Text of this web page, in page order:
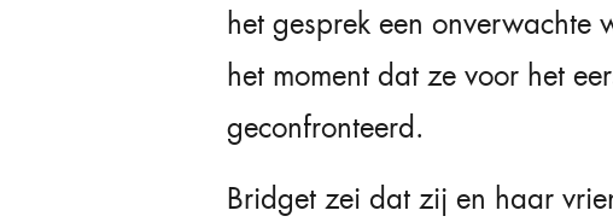
het gesprek een
het moment dat ze voor het
geconfronteerd.
Bridget zei dat zij en haar